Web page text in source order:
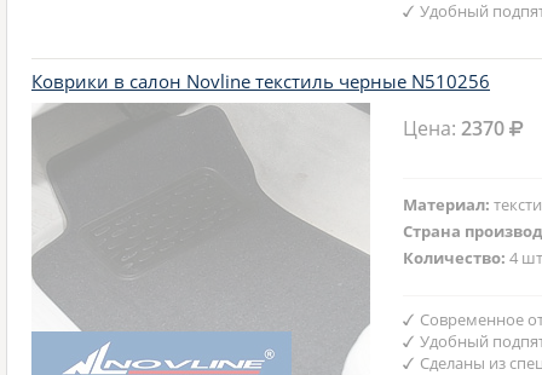
Удобный
Коврики в салон Novline текстиль черные N510256
Цена:2370
Материал:
Страна
Количество:4
Современное
Удобный
Сделаны из